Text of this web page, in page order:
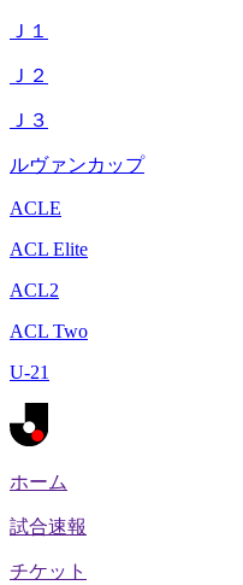
Ｊ１
Ｊ２
Ｊ３
ルヴァンカップ
ACLE
ACL Elite
ACL2
ACL Two
U-21
ホーム
試合速報
チケット